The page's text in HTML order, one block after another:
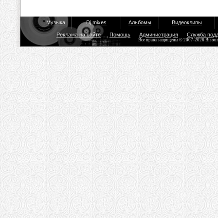
Музыка Dj mixes Альбомы Видеоклипы
Реклама на сайте Помощь Администрация Служба
Все права защищены © 2007-2026